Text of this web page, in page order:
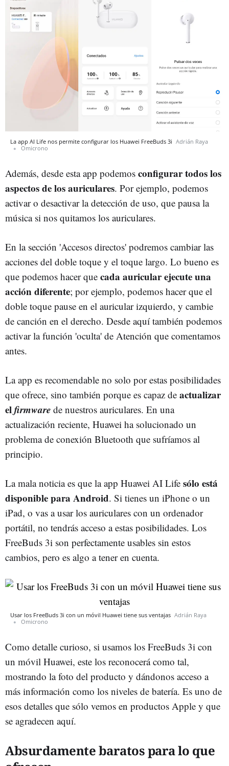
La app AI Life nos permite configurar los Huawei FreeBuds 3i Adrián Raya
Omicrono
Además, desde esta app podemos configurar todos los
aspectos de los auriculares. Por ejemplo, podemos
activar o desactivar la detección de uso, que pausa la
música si nos quitamos los auriculares.
En la sección 'Accesos directos' podremos cambiar las
acciones del doble toque y el toque largo. Lo bueno es
que podemos hacer que cada auricular ejecute una
acción diferente; por ejemplo, podemos hacer que el
doble toque pause en el auricular izquierdo, y cambie
de canción en el derecho. Desde aquí también podemos
activar la función 'oculta' de Atención que comentamos
antes.
La app es recomendable no solo por estas posibilidades
que ofrece, sino también porque es capaz de actualizar
elfirmware de nuestros auriculares. En una
actualización reciente, Huawei ha solucionado un
problema de conexión Bluetooth que sufríamos al
principio.
La mala noticia es que la app Huawei AI Life sólo está
disponible para Android. Si tienes un iPhone o un
iPad, o vas a usar los auriculares con un ordenador
portátil, no tendrás acceso a estas posibilidades. Los
FreeBuds 3i son perfectamente usables sin estos
cambios, pero es algo a tener en cuenta.
Usar los FreeBuds 3i con un móvil Huawei tiene sus ventajas Adrián Raya
Omicrono
Como detalle curioso, si usamos los FreeBuds 3i con
un móvil Huawei, este los reconocerá como tal,
mostrando la foto del producto y dándonos acceso a
más información como los niveles de batería. Es uno de
esos detalles que sólo vemos en productos Apple y que
se agradecen aquí.
Absurdamente baratos para lo que